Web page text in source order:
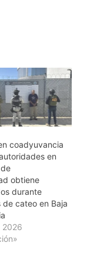
coadyuvancia
en
obtiene
durante
de cateo en Baja
2026